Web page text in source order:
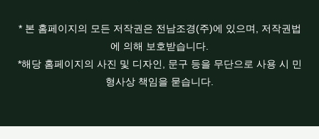
* 본 홈페이지의 모든 저작권은 전남조경(주)에 있으며, 저작권법
에 의해 보호받습니다.
*해당 홈페이지의 사진 및 디자인, 문구 등을 무단으로 사용 시 민
형사상 책임을 묻습니다.